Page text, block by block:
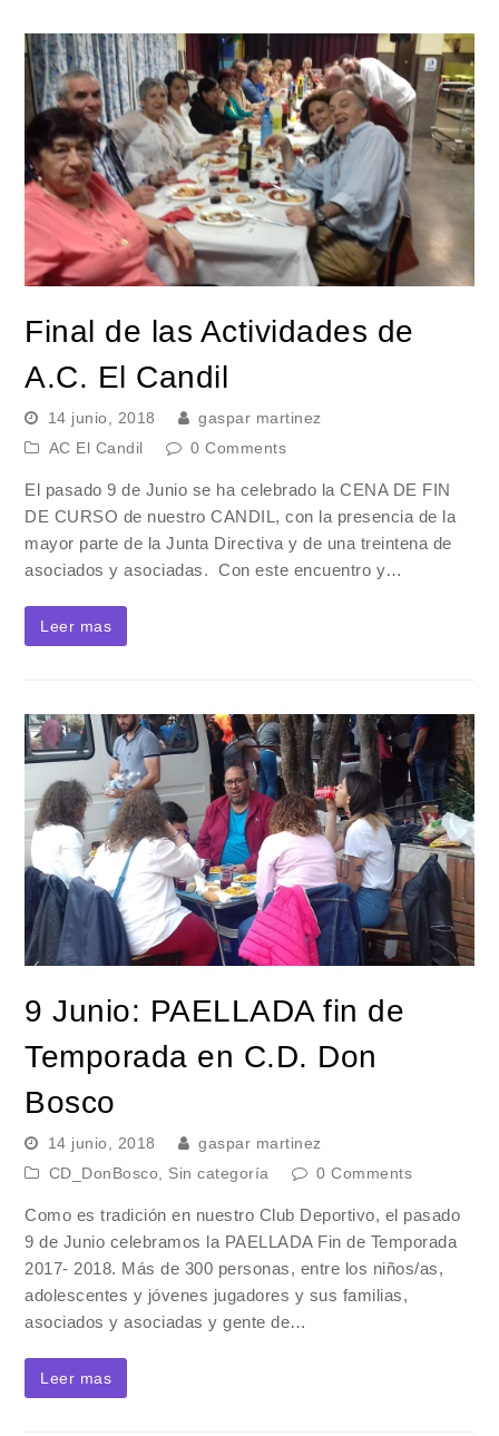
Final de las Actividades de
A.C. El Candil
14 junio, 2018
gaspar martinez
AC El Candil
0 Comments
El pasado 9 de Junio se ha celebrado la CENA DE FIN
DE CURSO de nuestro CANDIL, con la presencia de la
mayor parte de la Junta Directiva y de una treintena de
asociados y asociadas. Con este encuentro y…
Leer mas
9 Junio: PAELLADA fin de
Temporada en C.D. Don
Bosco
14 junio, 2018
gaspar martinez
CD_DonBosco, Sin categoría 0 Comments
Como es tradición en nuestro Club Deportivo, el pasado
9 de Junio celebramos la PAELLADA Fin de Temporada
2017- 2018. Más de 300 personas, entre los niños/as,
adolescentes y jóvenes jugadores y sus familias,
asociados y asociadas y gente de…
Leer mas